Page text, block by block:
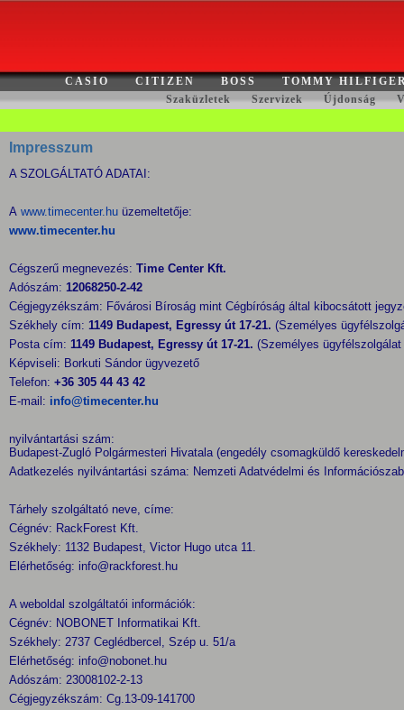
CASIO CITIZEN BOSS
TOMMY
Szaküzletek
Szervizek Újdonság
Impresszum
A SZOLGÁLTATÓ ADATAI:
A www.timecenter.hu üzemeltetője:
www.timecenter.hu
Cégszerű megnevezés: Time Center Kft.
Adószám: 12068250-2-42
Cégjegyzékszám: Fővárosi Bíroság mint Cégbíróság által kibocsátott
Székhely cím: 1149 Budapest, Egressy út 17-21. (Személyes
Posta cím: 1149 Budapest, Egressy út 17-21. (Személyes
Képviseli: Borkuti Sándor ügyvezető
Telefon: +36 305 44 43 42
E-mail: info@timecenter.hu
nyilvántartási szám:
Budapest-Zugló Polgármesteri Hivatala (engedély csomagküldő
Adatkezelés nyilvántartási száma: Nemzeti Adatvédelmi és
Tárhely szolgáltató neve, címe:
Cégnév: RackForest Kft.
Székhely: 1132 Budapest, Victor Hugo utca 11.
Elérhetőség: info@rackforest.hu
A weboldal szolgáltatói információk:
Cégnév: NOBONET Informatikai Kft.
Székhely: 2737 Ceglédbercel, Szép u. 51/a
Elérhetőség: info@nobonet.hu
Adószám: 23008102-2-13
Cégjegyzékszám: Cg.13-09-141700